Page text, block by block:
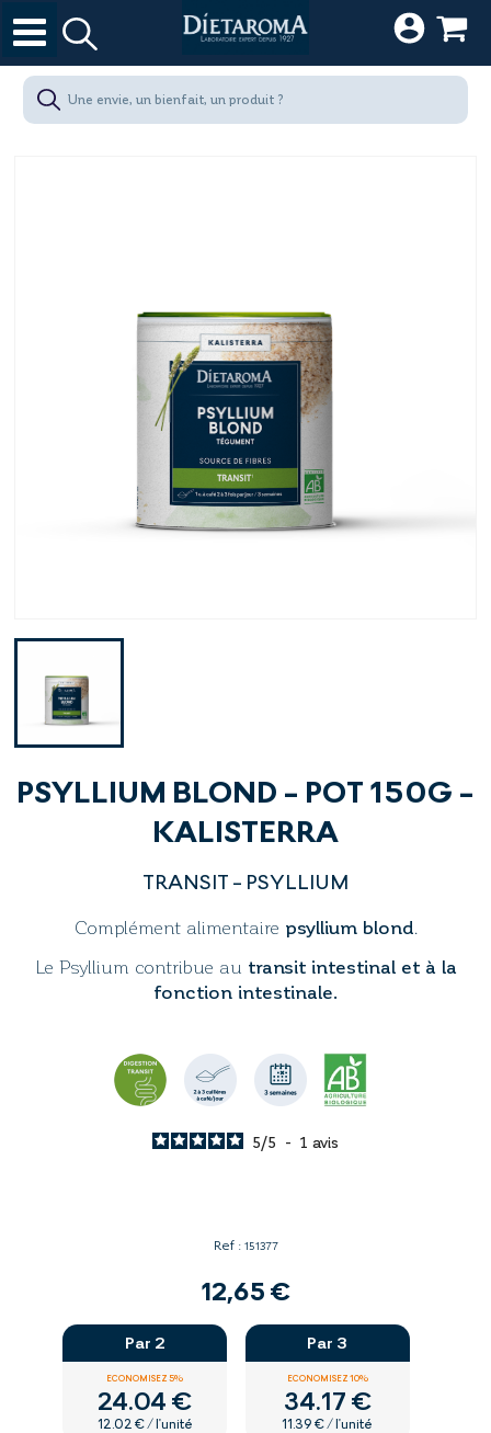
PSYLLIUM BLOND - POT 150G -
KALISTERRA
TRANSIT - PSYLLIUM
Complément alimentaire psyllium blond
Le Psyllium contribue au transit intestinal et à la
fonction intestinale.
5/5 - 1 avis
Ref : 151377
12,65 €
Par 2
ECONOMISEZ 5%
24.04 €
12.02 € / l'unité
Par 3
ECONOMISEZ 10%
34.17 €
11.39 € / l'unité